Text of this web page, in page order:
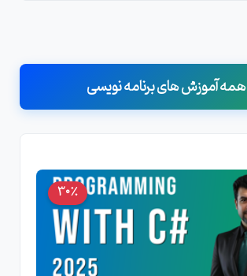
همه آموزش های برنامه نویسی
30٪